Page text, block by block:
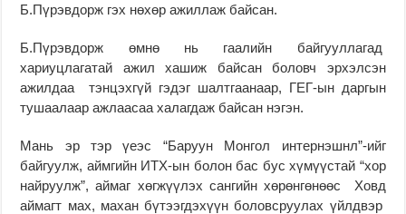
Б.Пүрэвдорж гэх нөхөр ажиллаж байсан.
Б.Пүрэвдорж өмнө нь гаалийн байгууллагад
хариуцлагатай ажил хашиж байсан боловч эрхэлсэн
ажилдаа тэнцэхгүй гэдэг шалтгаанаар, ГЕГ-ын даргын
тушаалаар ажлаасаа халагдаж байсан нэгэн.
Мань эр тэр үеэс “Баруун Монгол интернэшнл”-ийг
байгуулж, аймгийн ИТХ-ын болон бас бус хүмүүстай “хор
найруулж”, аймаг хөгжүүлэх сангийн хөрөнгөнөөс Ховд
аймагт мах, махан бүтээгдэхүүн боловсруулах үйлдвэр